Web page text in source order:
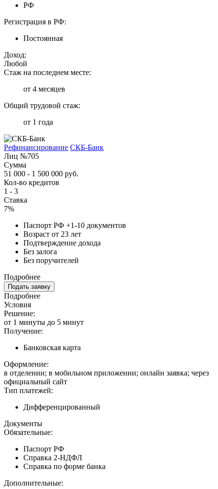
РФ
Регистрация в РФ:
Постоянная
Доход:
Любой
Стаж на последнем месте:
от 4 месяцев
Общий трудовой стаж:
от 1 года
Рефинансирование СКБ-Банк
Лиц №705
Сумма
51 000 - 1 500 000 руб.
Кол-во кредитов
1 - 3
Ставка
7%
Паспорт РФ +1-10 документов
Возраст от 23 лет
Подтверждение дохода
Без залога
Без поручителей
Подробнее
Подать заявку
Подробнее
Условия
Решение:
от 1 минуты до 5 минут
Получение:
Банковская карта
Оформление:
в отделении; в мобильном приложении; онлайн заявка; через
официальный сайт
Тип платежей:
Дифференцированный
Документы
Обязательные:
Паспорт РФ
Справка 2-НДФЛ
Справка по форме банка
Дополнительные: